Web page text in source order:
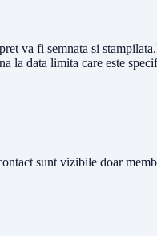
va fi semnata si
data limita care este
sunt vizibile doar